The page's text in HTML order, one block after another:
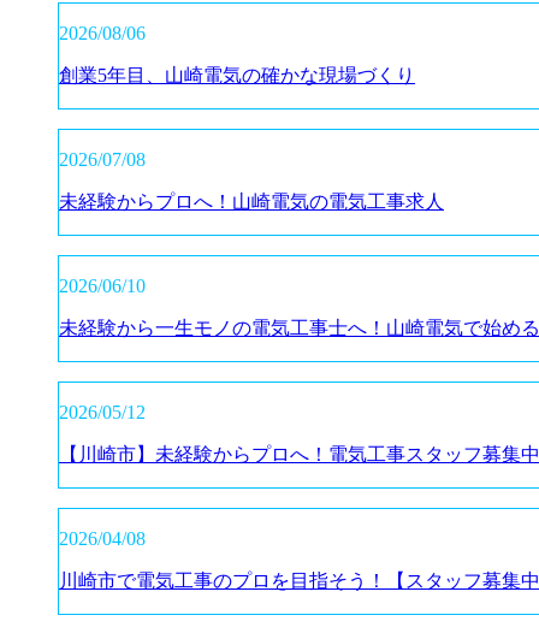
2026/08/06
創業5年目、山崎電気の確かな現場づくり
2026/07/08
未経験からプロへ！山崎電気の電気工事求人
2026/06/10
未経験から一生モノの電気工事士へ！山崎電気で始め
2026/05/12
【川崎市】未経験からプロへ！電気工事スタッフ募集中
2026/04/08
川崎市で電気工事のプロを目指そう！【スタッフ募集中